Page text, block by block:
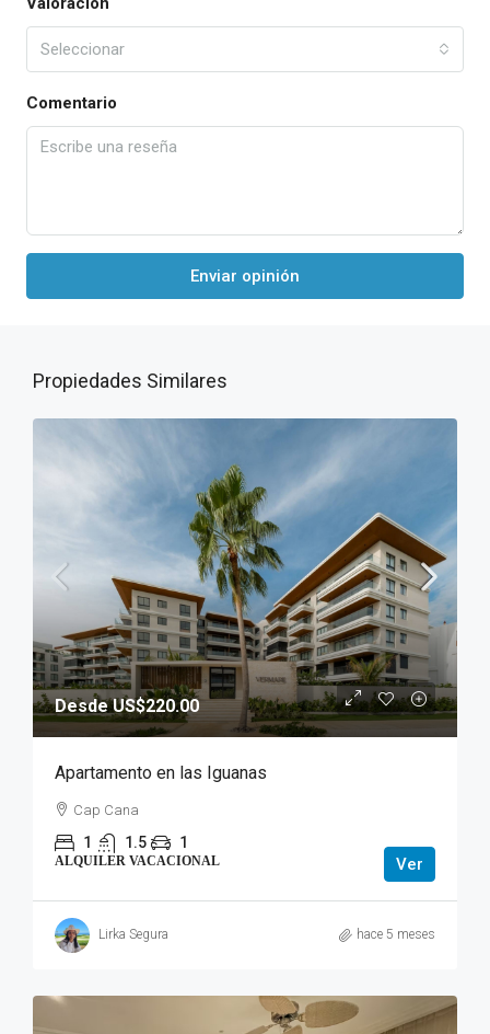
Seleccionar
Comentario
Enviar opinión
Propiedades Similares
Desde US$220.00
Apartamento en las Iguanas
Cap Cana
1 1.5 1
ALQUILER VACACIONAL Ver
Lirka Segura hace 5 meses